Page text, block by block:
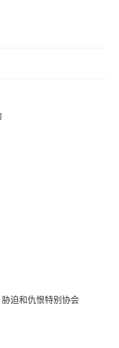
迫和仇恨特别协会